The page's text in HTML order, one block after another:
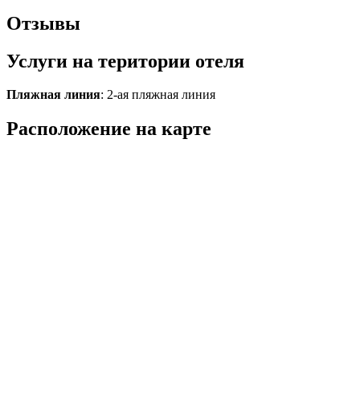
Отзывы
Услуги на територии отеля
Пляжная линия: 2-ая пляжная линия
Расположение на карте